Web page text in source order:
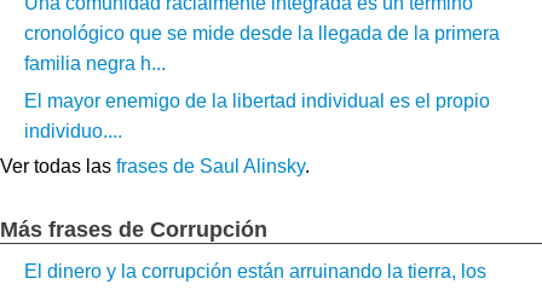
cronológico que se mide desde la llegada de la primera
familia negra h...
El mayor enemigo de la libertad individual es el propio
individuo....
Ver todas las frases de Saul Alinsky.
Más frases de Corrupción
El dinero y la corrupción están arruinando la tierra, los